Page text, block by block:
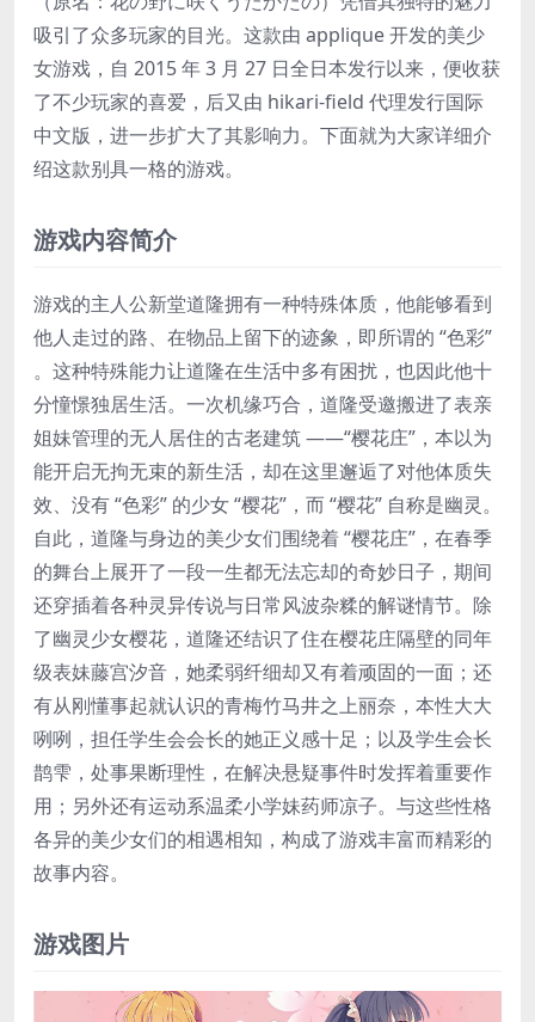
吸引了众多玩家的目光。这款由 applique 开发的美少
女游戏，自 2015 年 3 月 27 日全日本发行以来，便收获
了不少玩家的喜爱，后又由 hikari-field 代理发行国际
中文版，进一步扩大了其影响力。下面就为大家详细介
绍这款别具一格的游戏。
游戏内容简介
游戏的主人公新堂道隆拥有一种特殊体质，他能够看到
他人走过的路、在物品上留下的迹象，即所谓的 “色彩”
。这种特殊能力让道隆在生活中多有困扰，也因此他十
分憧憬独居生活。一次机缘巧合，道隆受邀搬进了表亲
姐妹管理的无人居住的古老建筑 ——“樱花庄”，本以为
能开启无拘无束的新生活，却在这里邂逅了对他体质失
效、没有 “色彩” 的少女 “樱花”，而 “樱花” 自称是幽灵。
自此，道隆与身边的美少女们围绕着 “樱花庄”，在春季
的舞台上展开了一段一生都无法忘却的奇妙日子，期间
还穿插着各种灵异传说与日常风波杂糅的解谜情节。除
了幽灵少女樱花，道隆还结识了住在樱花庄隔壁的同年
级表妹藤宫汐音，她柔弱纤细却又有着顽固的一面；还
有从刚懂事起就认识的青梅竹马井之上丽奈，本性大大
咧咧，担任学生会会长的她正义感十足；以及学生会长
鹊雫，处事果断理性，在解决悬疑事件时发挥着重要作
用；另外还有运动系温柔小学妹药师凉子。与这些性格
各异的美少女们的相遇相知，构成了游戏丰富而精彩的
故事内容。
游戏图片